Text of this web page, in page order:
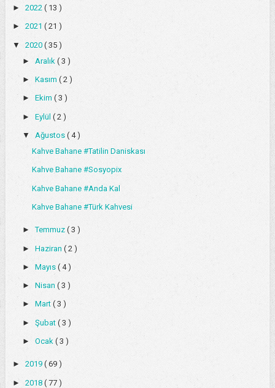
► 2022 ( 13 )
► 2021 ( 21 )
▼ 2020 ( 35 )
► Aralık ( 3 )
► Kasım ( 2 )
► Ekim ( 3 )
► Eylül ( 2 )
▼ Ağustos ( 4 )
Kahve Bahane #Tatilin Daniskası
Kahve Bahane #Sosyopix
Kahve Bahane #Anda Kal
Kahve Bahane #Türk Kahvesi
►Temmuz ( 3 )
► Haziran ( 2 )
► Mayıs ( 4 )
► Nisan ( 3 )
► Mart ( 3 )
► Şubat ( 3 )
► Ocak ( 3 )
► 2019 ( 69 )
► 2018 ( 77 )